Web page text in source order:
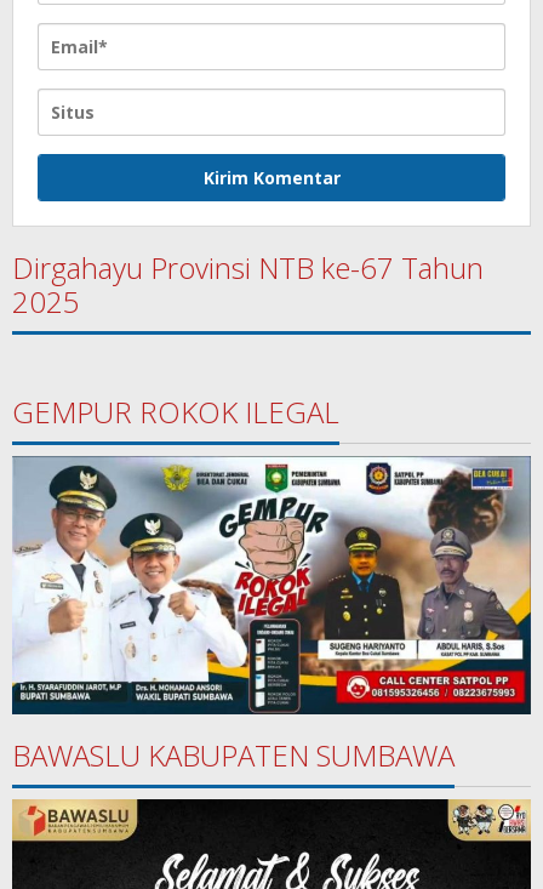
Dirgahayu Provinsi NTB ke-67 Tahun
2025
GEMPUR ROKOK ILEGAL
BAWASLU KABUPATEN SUMBAWA